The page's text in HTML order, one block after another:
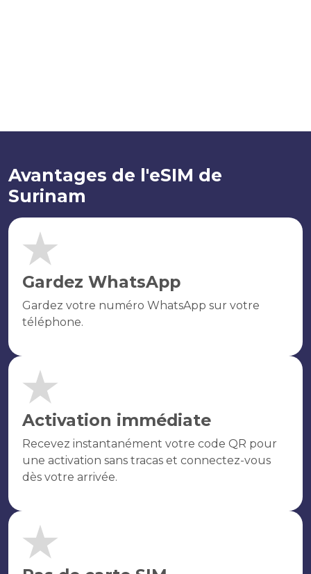
Avantages de l'eSIM de
Surinam
Gardez WhatsApp
Gardez votre numéro WhatsApp sur votre
téléphone.
Activation immédiate
Recevez instantanément votre code QR pour
une activation sans tracas et connectez-vous
dès votre arrivée.